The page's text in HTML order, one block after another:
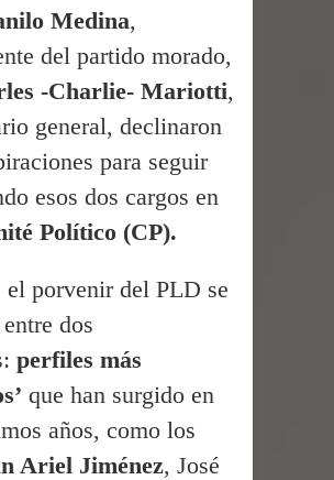
El Poder Ejecutivo promulgó el
reformado Código Penal de RD
nuevo su máximo histórico
Caen 11 presuntos Trinitarios por ola
terror con 5 asesinatos
Policía recupera dos armas de fuego
en Moca
Santiago: Banreservas realiza 2do.
Medina,
del partido morado,
-Charlie- Mariotti,
general, declinaron
para seguir
esos dos cargos en
Político (CP).
el porvenir del PLD se
dos
perfiles más
que han surgido en
años, como los
Ariel Jiménez, José